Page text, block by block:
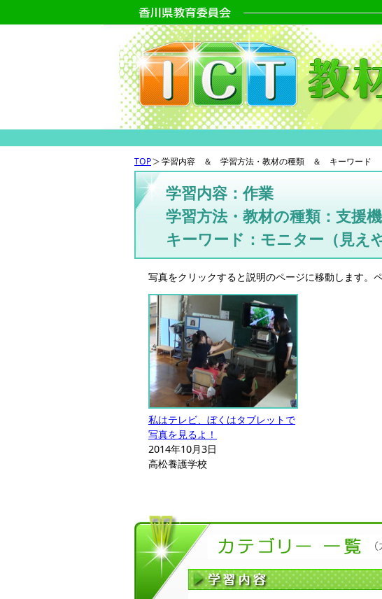
TOP 学習内容 ＆ 学習方法・教材の種類 ＆ キーワード
学習内容：作業
学習方法・教材の種類：支援
キーワード：モニター（見え
写真をクリックすると説明のページに移動します。
私はテレビ、ぼくはタブレットで
写真を見るよ！
2014年10月3日
高松養護学校